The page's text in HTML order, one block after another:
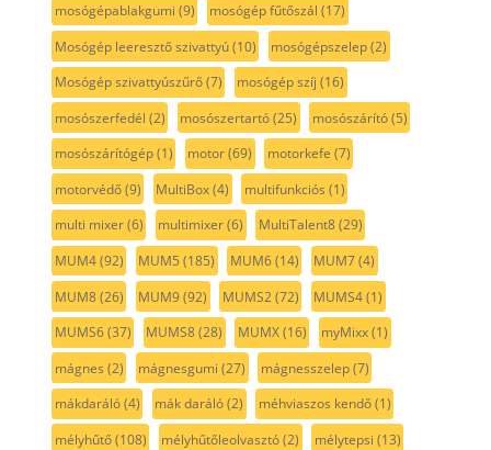
mosógépablakgumi (9) mosógép fűtőszál (17)
Mosógép leeresztő szivattyú(10) mosógépszelep(2)
Mosógép szivattyúszűrő(7) mosógép szíj (16)
mosószerfedél (2) mosószertartó(25) mosószárító(5)
mosószárítógép(1) motor(69) motorkefe (7)
motorvédő(9) MultiBox(4) multifunkciós (1)
multi mixer(6) multimixer(6) MultiTalent8(29)
MUM4(92) MUM5 (185) MUM6(14) MUM7(4)
MUM8(26) MUM9(92) MUMS2(72) MUMS4(1)
MUMS6(37) MUMS8(28) MUMX(16) myMixx(1)
mágnes (2) mágnesgumi (27) mágnesszelep(7)
mákdaráló(4) mák daráló(2) méhviaszos kendő(1)
mélyhűtő(108) mélyhűtőleolvasztó(2) mélytepsi (13)